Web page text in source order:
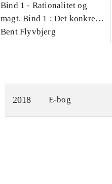
Bind 1 - Rationalitet og
magt. Bind 1 : Det konkretes
videnskab
Bent Flyvbjerg
2018 E-bog